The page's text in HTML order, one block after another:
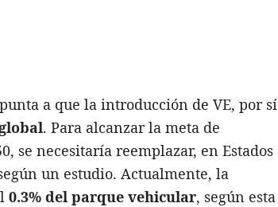
a que la introducción de VE, por sí
. Para alcanzar la meta de
se necesitaría reemplazar, en Estados
un estudio. Actualmente, la
0.3% del parque vehicular, según esta